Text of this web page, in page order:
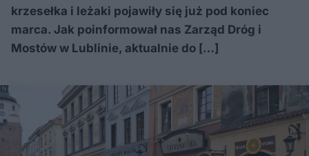
krzesełka i leżaki pojawiły się już pod koniec
marca. Jak poinformował nas Zarząd Dróg i
Mostów w Lublinie, aktualnie do […]